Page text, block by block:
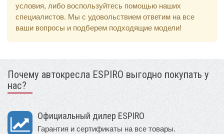
условия, либо воспользуйтесь помощью наших
специалистов. Мы с удовольствием ответим на все
ваши вопросы и подберем подходящие модели!
Почему автокресла ESPIRO выгодно покупать у
нас?
Официальный дилер ESPIRO
Гарантия и сертификаты на все товары.